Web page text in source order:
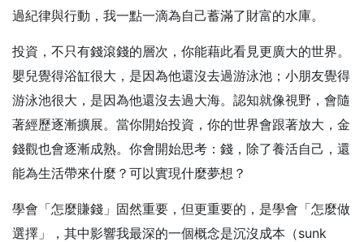
過紀律與行動，我一點一滴為自己蓄滿了財富的水庫。
投資，不只有錢滾錢的層次，你能藉此看見更廣大的世界。
嬰兒覺得浴缸很大，是因為他還沒去過游泳池；小朋友覺得
游泳池很大，是因為他還沒去過大海。認知就像視野，會隨
著經歷逐漸擴展。當你開始投資，你的世界會跟著放大，金
錢觀也會逐漸成熟。你會開始思考：錢，除了養活自己，還
能為生活帶來什麼？可以實現什麼夢想？
學會「怎麼賺錢」固然重要，但更重要的，是學會「怎麼做
選擇」，其中影響我最深的一個概念是沉沒成本（sunk